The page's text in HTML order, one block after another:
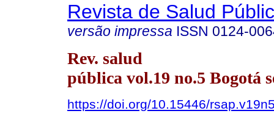
Revista de Salud
versão impressa ISSN 0124-
Rev. salud
pública vol.19 no.5 Bogotá
https://doi.org/10.15446/